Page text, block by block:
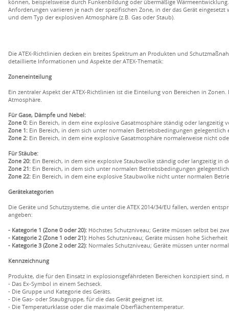
können, beispielsweise durch Funkenbildung oder übermäßige
Anforderungen variieren je nach der spezifischen Zone, in der das Gerät eingesetzt
und dem Typ der explosiven Atmosphäre (z.B. Gas oder Staub).
Die ATEX-Richtlinien decken ein breites Spektrum an Produkten und
detaillierte Informationen und Aspekte der ATEX-Thematik:
Zoneneinteilung
Ein zentraler Aspekt der ATEX-Richtlinien ist die Einteilung von Bereichen in
Atmosphäre.
Für Gase, Dämpfe und Nebel:
Zone 0: Ein Bereich, in dem eine explosive Gasatmosphäre ständig oder langzeitig
Zone 1: Ein Bereich, in dem sich unter normalen Betriebsbedingungen
Zone 2: Ein Bereich, in dem eine explosive Gasatmosphäre normalerweise nicht
Für Stäube:
Zone 20: Ein Bereich, in dem eine explosive Staubwolke ständig oder langzeitig in
Zone 21: Ein Bereich, in dem sich unter normalen Betriebsbedingungen
Zone 22: Ein Bereich, in dem eine explosive Staubwolke nicht unter normalen
Gerätekategorien
Die Geräte und Schutzsysteme, die unter die ATEX 2014/34/EU fallen, werden
angeben:
- Kategorie 1 (Zone 0 oder 20): Höchstes Schutzniveau; Geräte müssen selbst bei
- Kategorie 2 (Zone 1 oder 21): Hohes Schutzniveau; Geräte müssen hohe
- Kategorie 3 (Zone 2 oder 22): Normales Schutzniveau; Geräte müssen unter
Kennzeichnung
Produkte, die für den Einsatz in explosionsgefährdeten Bereichen konzipiert
- Das Ex-Symbol in einem Sechseck.
- Die Gruppe und Kategorie des Geräts.
- Die Gas- oder Staubgruppe, für die das Gerät geeignet ist.
- Die Temperaturklasse oder die maximale Oberflächentemperatur.